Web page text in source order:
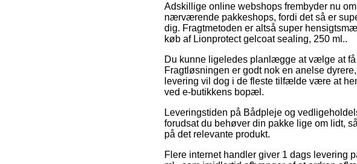
Adskillige online webshops frembyder nu
nærværende pakkeshops, fordi det så er
dig. Fragtmetoden er altså super
køb af Lionprotect gelcoat sealing, 250 ml..
Du kunne ligeledes planlægge at vælge at
Fragtløsningen er godt nok en anelse
levering vil dog i de fleste tilfælde være at
ved e-butikkens bopæl.
Leveringstiden på Bådpleje og
forudsat du behøver din pakke lige om lidt,
på det relevante produkt.
Flere internet handler giver 1 dags levering